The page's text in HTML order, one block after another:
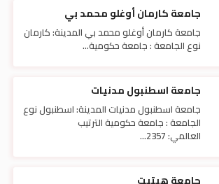
جامعة كارمان أوغلو محمد بي
جامعة كارمان أوغلو محمد بي المدينة: كارمان
نوع الجامعة : جامعة حكومية...
جامعة اسطنبول مدنيات
جامعة اسطنبول مدنيات المدينة: اسطنبول نوع
الجامعة : جامعة حكومية الترتيب
العالمي: 2357...
جامعة هيتيت